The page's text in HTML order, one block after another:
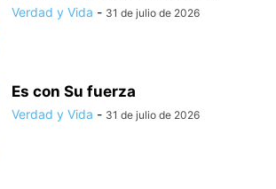
Verdad y Vida - 31 de julio de 2026
Es con Su fuerza
Verdad y Vida - 31 de julio de 2026